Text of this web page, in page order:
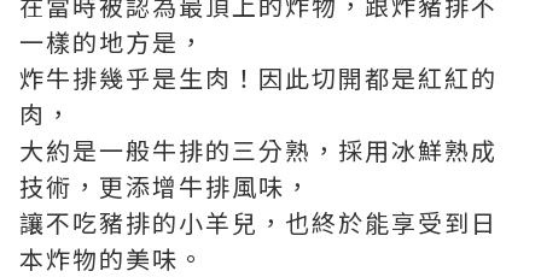
一樣的地方是，
炸牛排幾乎是生肉！因此切開都是紅紅的
肉，
大約是一般牛排的三分熟，採用冰鮮熟成
技術，更添增牛排風味，
讓不吃豬排的小羊兒，也終於能享受到日
本炸物的美味。